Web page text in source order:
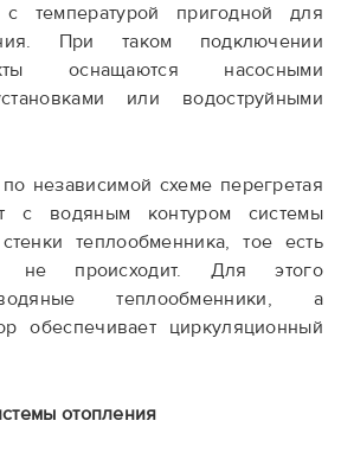
температурой пригодной для
При таком подключении
оснащаются насосными
или водоструйными
независимой схеме перегретая
с водяным контуром системы
теплообменника, тое есть
не происходит. Для этого
теплообменники, а
обеспечивает циркуляционный
отопления